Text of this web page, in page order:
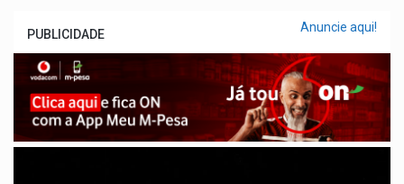
PUBLICIDADE Anuncie aqui!